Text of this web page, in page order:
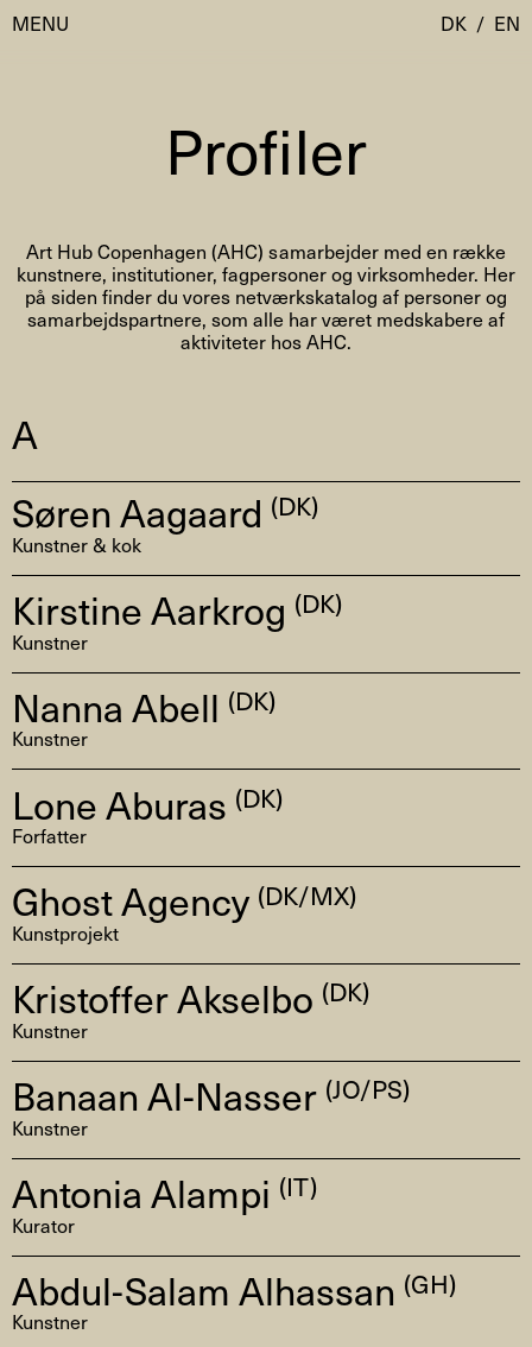
MENU
Besøg
Room Room
AHC Channel
Programmer
Residencies & Studios
Artistic Research
Public Programmes
AHC Channel Søg
DK / EN
Profiler
Art Hub Copenhagen (AHC) samarbejder med en række
kunstnere, institutioner, fagpersoner og virksomheder. Her
på siden finder du vores netværkskatalog af personer og
samarbejdspartnere, som alle har været medskabere af
aktiviteter hos AHC.
A
Søren Aagaard (DK)
Kunstner & kok
Kirstine Aarkrog (DK)
Kunstner
Nanna Abell (DK)
Kunstner
Lone Aburas (DK)
Forfatter
Ghost Agency (DK/MX)
Kunstprojekt
Kristoffer Akselbo (DK)
Kunstner
Banaan Al-Nasser (JO/PS)
Kunstner
Antonia Alampi (IT)
Kurator
Abdul-Salam Alhassan (GH)
Kunstner